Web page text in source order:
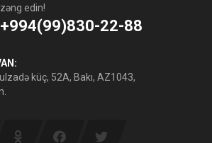
zəng edin!
+994(99)830-22-88
küç, 52A, Bakı, AZ1043,